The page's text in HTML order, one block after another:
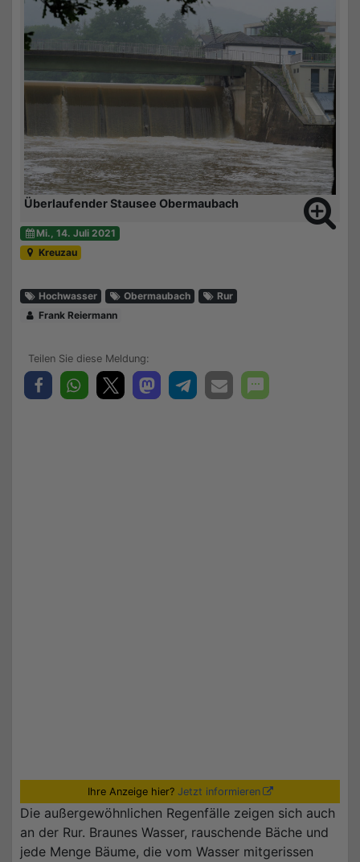
Überlaufender Stausee Obermaubach
Mi., 14. Juli 2021
Kreuzau
Hochwasser Obermaubach
Rur
Frank Reiermann
Ihre Anzeige hier? Jetzt informieren
Die außergewöhnlichen Regenfälle zeigen sich auch
an der Rur. Braunes Wasser, rauschende Bäche und
jede Menge Bäume, die vom Wasser mitgerissen